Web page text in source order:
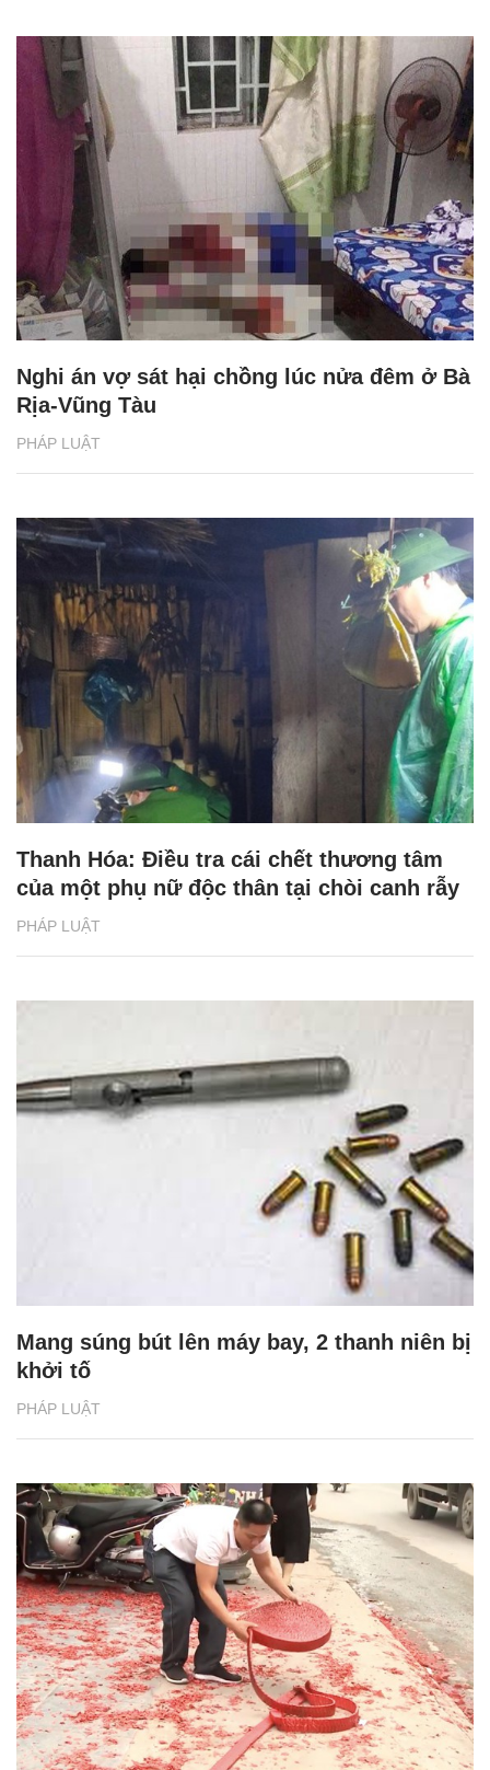
PHÁP LUẬT
Nghi án vợ sát hại chồng lúc nửa đêm ở Bà
Rịa-Vũng Tàu
PHÁP LUẬT
Thanh Hóa: Điều tra cái chết thương tâm
của một phụ nữ độc thân tại chòi canh rẫy
PHÁP LUẬT
Mang súng bút lên máy bay, 2 thanh niên bị
khởi tố